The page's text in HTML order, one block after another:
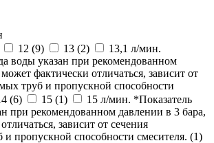
12 (9) 13 (2)
13,1 л/мин.
воды указан при рекомендованном
фактически отличаться, зависит от
труб и пропускной способности
(6) 15 (1)
15 л/мин. *Показатель
при рекомендованном давлении в 3 бара,
зависит от сечения
и пропускной способности смесителя. (1)